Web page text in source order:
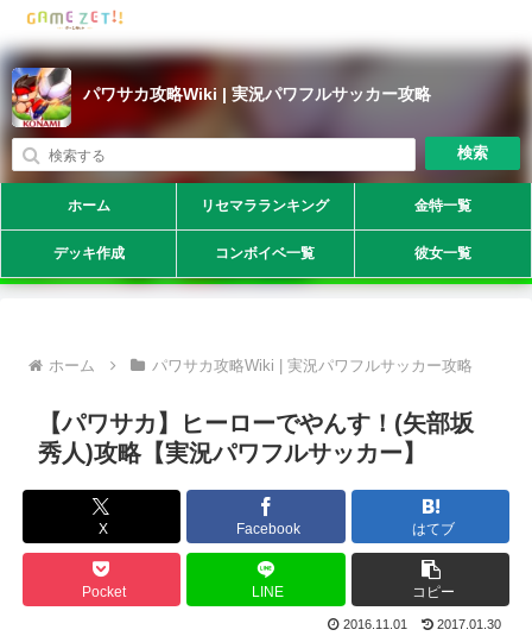
パワサカ攻略Wiki | 実況パワフルサッカー攻略
検索
ホーム リセマラランキング 金特一覧
デッキ作成 コンボイベ一覧 彼女一覧
ホーム パワサカ攻略Wiki | 実況パワフルサッカー攻略
【パワサカ】ヒーローでやんす！(矢部坂
秀人)攻略【実況パワフルサッカー】
X Facebook はてブ
Pocket LINE コピー
2016.11.01 2017.01.30